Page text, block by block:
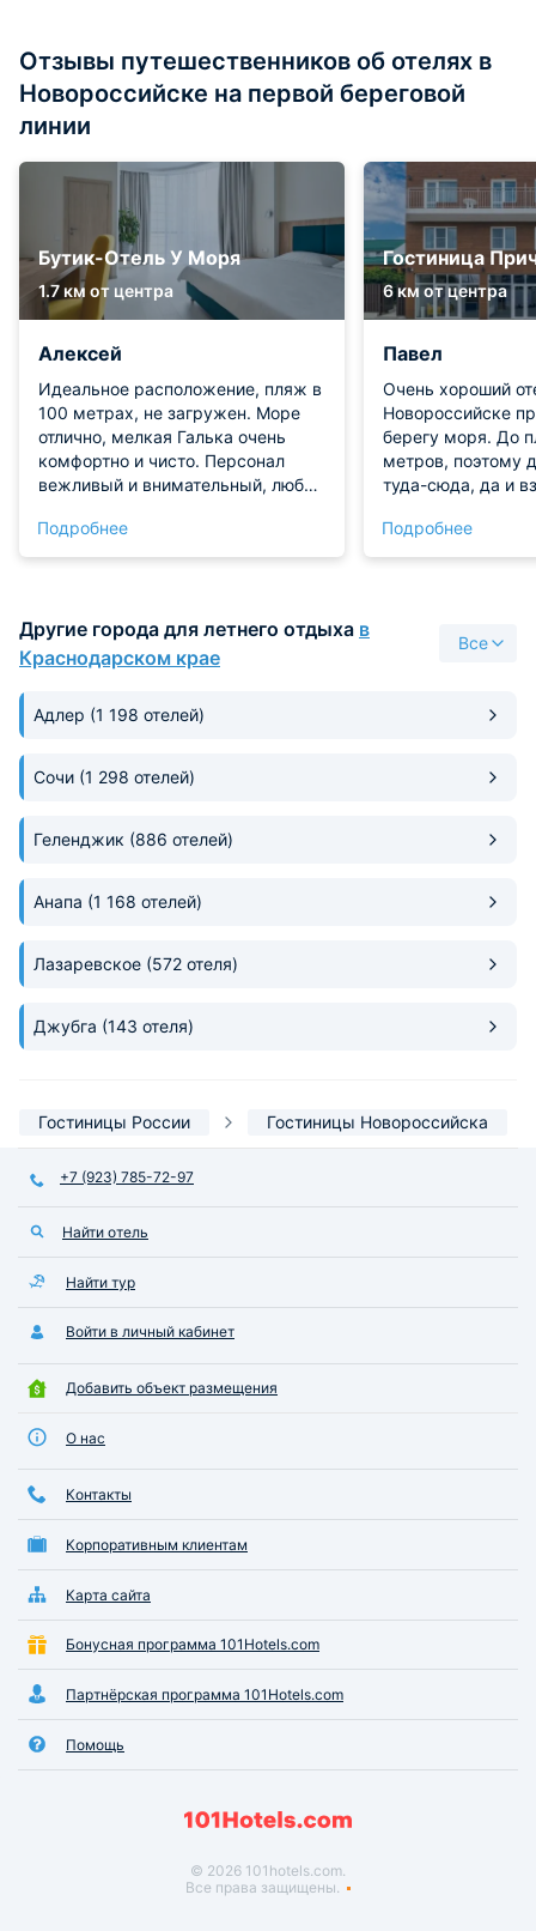
Отзывы путешественников об отелях в
Новороссийске на первой береговой
линии
Бутик-Отель У Моря
1.7 км от центра
Алексей
Идеальное расположение, пляж в
100 метрах, не загружен. Море
отлично, мелкая Галька очень
комфортно и чисто. Персонал
вежливый и внимательный, любое
Вкусные и очень большие порции
на завтрак. Тихо не смотря на то
развлечений, много отличных
ресторанов. Вернусь однозначно
и всем рекомендую.
Подробнее
Гостиница
6 км от центра
Павел
Очень хороший
Новороссийске
берегу моря. До
метров, поэтому
туда-сюда, да и
забыл. Чистая
многими
возраста уже не
Подробнее
Другие города для летнего отдыха в
Краснодарском крае
Все
Адлер (1 198 отелей)
Сочи (1 298 отелей)
Геленджик (886 отелей)
Анапа (1 168 отелей)
Лазаревское (572 отеля)
Джубга (143 отеля)
Гостиницы России Гостиницы Новороссийска
+7 (923) 785-72-97
Найти отель
Найти тур
Войти в личный кабинет
Добавить объект размещения
О нас
Контакты
Корпоративным клиентам
Карта сайта
Бонусная программа 101Hotels.com
Партнёрская программа 101Hotels.com
Помощь
© 2026 101hotels.com.
Все права защищены.